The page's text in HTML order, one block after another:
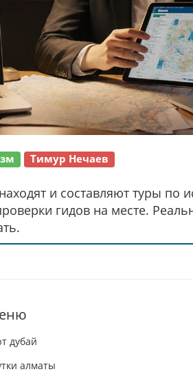
Тимур Нечаев
и составляют туры по
гидов на месте.
дубай
алматы